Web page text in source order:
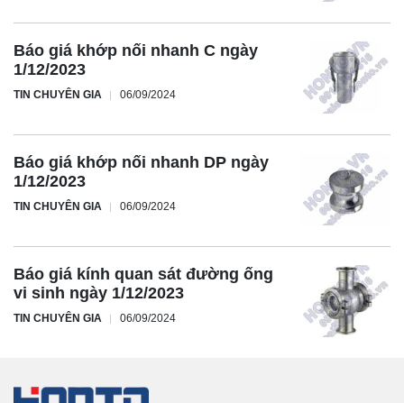
Báo giá khớp nối nhanh C ngày
1/12/2023
TIN CHUYÊN GIA 06/09/2024
Báo giá khớp nối nhanh DP ngày
1/12/2023
TIN CHUYÊN GIA 06/09/2024
Báo giá kính quan sát đường ống
vi sinh ngày 1/12/2023
TIN CHUYÊN GIA 06/09/2024